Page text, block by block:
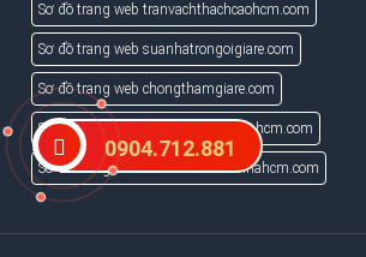
Sơ đồ trang web tranvachthachcaohcm.com
Sơ đồ trang web suanhatrongoigiare.com
Sơ đồ trang web chongthamgiare.com
Sơ đồ trang web suachuanhaotaitphcm.com
Sơ đồ trang web dichvusuachuanhahcm.com
0904.712.881